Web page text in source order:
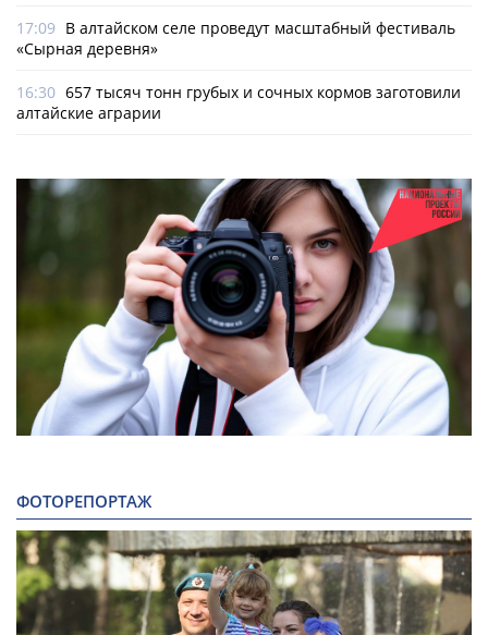
17:09 В алтайском селе проведут масштабный фестиваль
«Сырная деревня»
16:30 657 тысяч тонн грубых и сочных кормов заготовили
алтайские аграрии
ФОТОРЕПОРТАЖ